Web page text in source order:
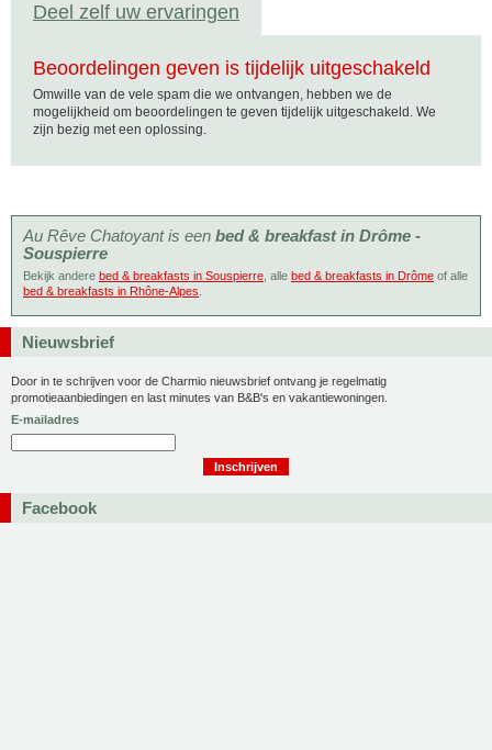
Deel zelf uw ervaringen
Beoordelingen geven is tijdelijk uitgeschakeld
Omwille van de vele spam die we ontvangen, hebben we de
mogelijkheid om beoordelingen te geven tijdelijk uitgeschakeld. We
zijn bezig met een oplossing.
Au Rêve Chatoyant is een bed & breakfast in Drôme -
Souspierre
Bekijk andere bed & breakfasts in Souspierre , alle bed & breakfasts in Drôme of alle
bed & breakfasts in Rhône-Alpes
Nieuwsbrief
Door in te schrijven voor de Charmio nieuwsbrief ontvang je regelmatig
promotieaanbiedingen en last minutes van B&B's en vakantiewoningen.
E-mailadres
Facebook